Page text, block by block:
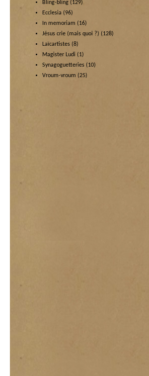
Bling-bling (129)
Ecclesia (96)
In memoriam (16)
Jésus crie (mais quoi ?) (128)
Laïcartistes (8)
Magister Ludi (1)
Synagoguetteries (10)
Vroum-vroum (25)